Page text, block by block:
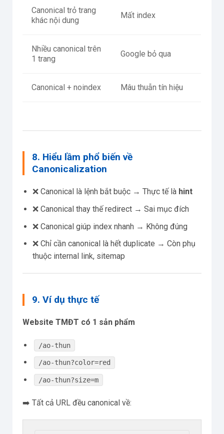
Canonical trỏ trang
khác nội dung
Mất index
Nhiều canonical trên
1 trang
Google bỏ qua
Canonical + noindex Mâu thuẫn tín hiệu
8. Hiểu lầm phổ biến về
Canonicalization
❌ Canonical là lệnh bắt buộc → Thực tế là hint
❌ Canonical thay thế redirect → Sai mục đích
❌ Canonical giúp index nhanh → Không đúng
❌ Chỉ cần canonical là hết duplicate → Còn phụ
thuộc internal link, sitemap
9. Ví dụ thực tế
Website TMĐT có 1 sản phẩm
/ao-thun
/ao-thun?color=red
/ao-thun?size=m
➡️ Tất cả URL đều canonical về: